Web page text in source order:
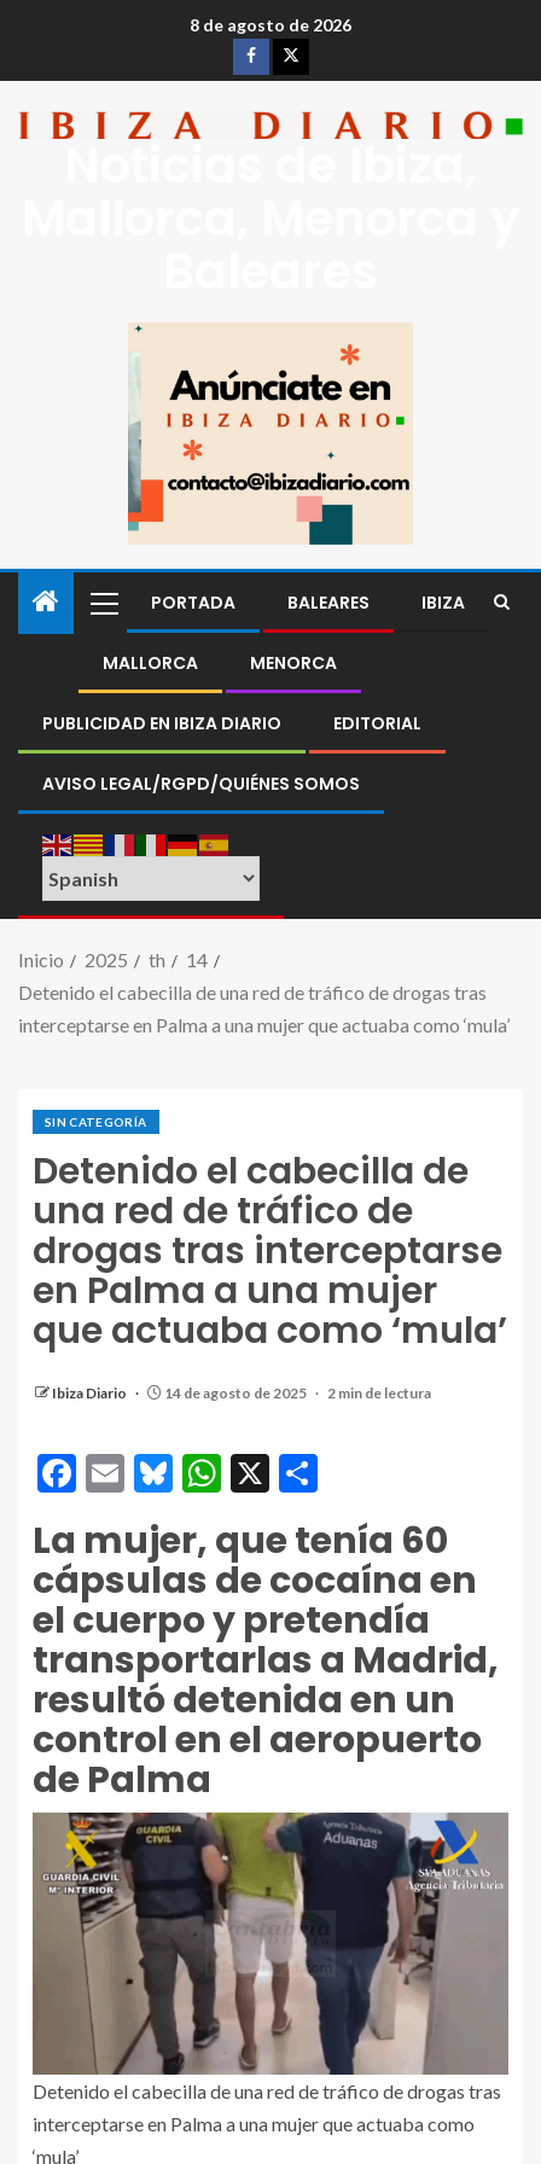
8 de agosto de 2026
PORTADA BALEARES IBIZA
MALLORCA MENORCA
PUBLICIDAD EN IBIZA DIARIO EDITORIAL
AVISO LEGAL/RGPD/QUIÉNES SOMOS
Inicio 2025 th
14
Detenido el cabecilla de una red de tráfico de drogas tras
interceptarse en Palma a una mujer que actuaba como ‘mula’
SIN CATEGORÍA
Detenido el cabecilla de
una red de tráfico de
drogas tras interceptarse
en Palma a una mujer
que actuaba como ‘mula’
Ibiza Diario 14 de agosto de 2025 2 min de lectura
Facebook
EmailBluesky
WhatsApp
X
La mujer, que tenía 60
cápsulas de cocaína en
el cuerpo y pretendía
transportarlas a Madrid,
resultó detenida en un
control en el aeropuerto
de Palma
Detenido el cabecilla de una red de tráfico de drogas tras
interceptarse en Palma a una mujer que actuaba como
‘mula’